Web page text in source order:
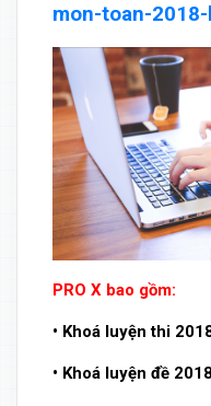
mon-toan-
PRO X bao gồm:
• Khoá luyện thi
• Khoá luyện đề 2018